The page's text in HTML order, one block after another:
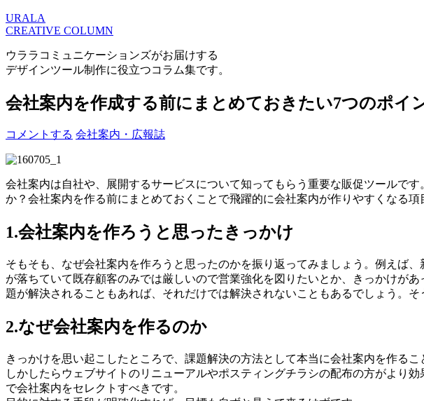
URALA
CREATIVE COLUMN
ウララコミュニケーションズがお届けする
デザインツール制作に役立つコラム集です。
会社案内を作成する前にまとめておきたい7つのポイ
コメントする 会社案内・広報誌
会社案内は自社や、展開するサービスについて知ってもらう重要な販促ツールで
か？会社案内を作る前にまとめておくことで飛躍的に会社案内が作りやすくなる
1.会社案内を作ろうと思ったきっかけ
そもそも、なぜ会社案内を作ろうと思ったのかを振り返ってみましょう。例えば
が落ちていて既存顧客のみでは厳しいので営業強化を図りたいとか、きっかけがあ
題が解決されることもあれば、それだけでは解決されないこともあるでしょう。そ
2.なぜ会社案内を作るのか
きっかけを思い起こしたところで、課題解決の方法として本当に会社案内を作る
しかしたらウェブサイトのリニューアルやポスティングチラシの配布の方がより
で会社案内をセレクトすべきです。